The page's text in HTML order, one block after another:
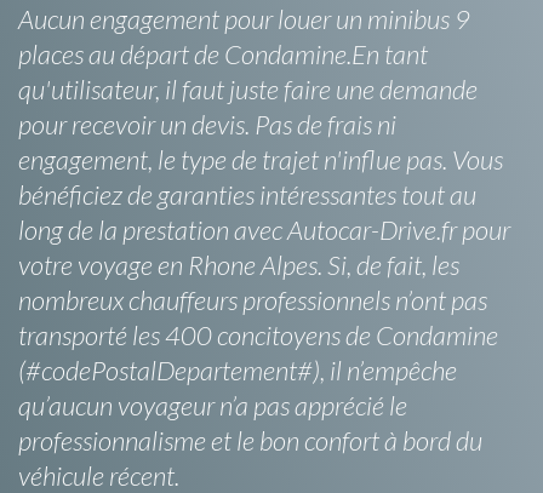
Aucun engagement pour louer un minibus 9
places au départ de Condamine.En tant
qu'utilisateur, il faut juste faire une demande
pour recevoir un devis. Pas de frais ni
engagement, le type de trajet n'influe pas. Vous
bénéficiez de garanties intéressantes tout au
long de la prestation avec Autocar-Drive.fr pour
votre voyage en Rhone Alpes. Si, de fait, les
nombreux chauffeurs professionnels n’ont pas
transporté les 400 concitoyens de Condamine
(#codePostalDepartement#), il n’empêche
qu’aucun voyageur n’a pas apprécié le
professionnalisme et le bon confort à bord du
véhicule récent.